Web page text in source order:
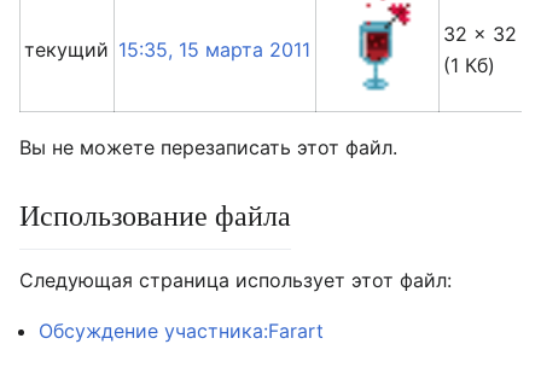
текущий 15:35, 15 марта 2011
32 × 32
(1 Кб)
Вы не можете перезаписать этот файл.
Использование файла
Следующая страница использует этот файл:
Обсуждение участника:Farart